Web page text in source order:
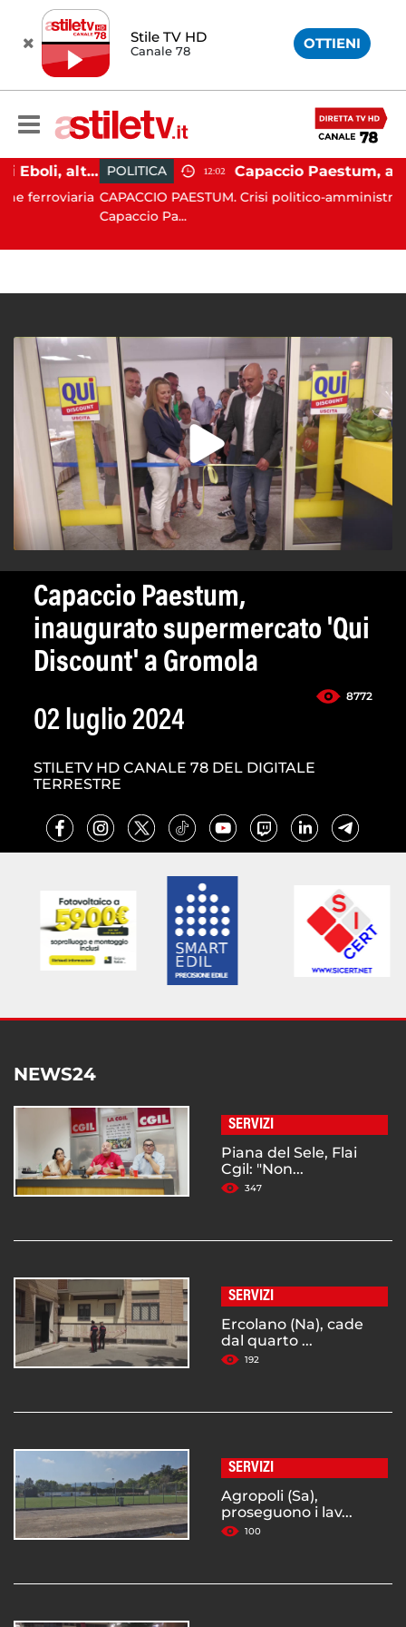
Stile TV HD
Canale 78 OTTIENI
Caos alla stazione di Eboli, alterco a bordo: malore per la capotreno e Intercity per Taranto fermo per ore POLITICA 12:02
CAPACCIO PAESTUM. Crisi politico-amministrativa a
Capaccio Pa...
Capaccio Paestum,
inaugurato supermercato 'Qui
Discount' a Gromola
8772
02 luglio 2024
STILETV HD CANALE 78 DEL DIGITALE
TERRESTRE
NEWS24
SERVIZI
Piana del Sele, Flai
Cgil: "Non...
347
SERVIZI
Ercolano (Na), cade
dal quarto ...
192
SERVIZI
Agropoli (Sa),
proseguono i lav...
100